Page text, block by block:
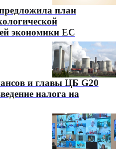
план
экономики ЕС
и главы ЦБ G20
налога на